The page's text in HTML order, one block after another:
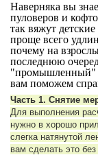
Наверняка вы
пуловеров и
так вяжут
проще всего
почему на
последнюю
"промышленный"
вам поможем
Часть 1. Снятие
Для выполнения
нужно в хорошо
слегка натянутой
вам сделать это без